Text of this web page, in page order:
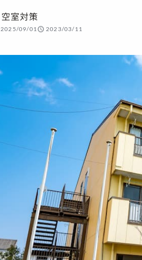
空室対策
2025/09/01 2023/03/11